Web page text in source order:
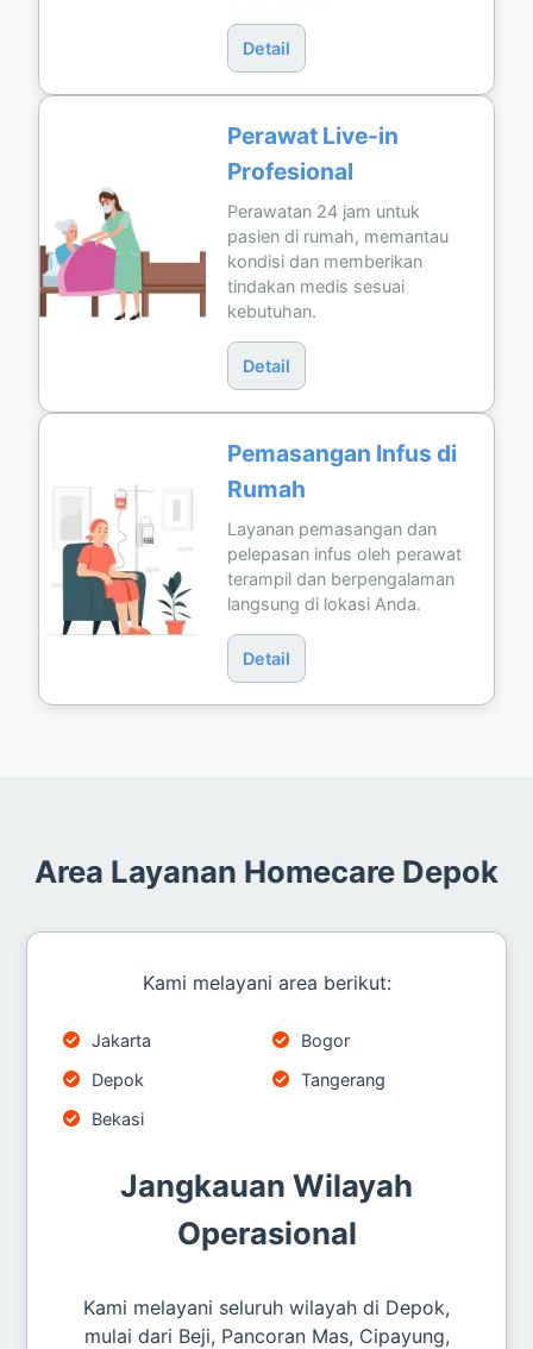
Detail
Perawat Live-in
Profesional
Perawatan 24 jam untuk
pasien di rumah, memantau
kondisi dan memberikan
tindakan medis sesuai
kebutuhan.
Detail
Pemasangan Infus di
Rumah
Layanan pemasangan dan
pelepasan infus oleh perawat
terampil dan berpengalaman
langsung di lokasi Anda.
Detail
Area Layanan Homecare Depok
Kami melayani area berikut:
Jakarta
Bogor
Depok
Tangerang
Bekasi
Jangkauan Wilayah
Operasional
Kami melayani seluruh wilayah di Depok,
mulai dari Beji, Pancoran Mas, Cipayung,